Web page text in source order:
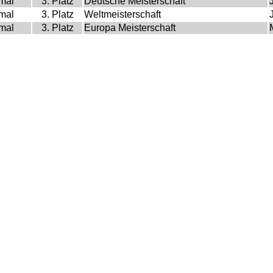
3. Platz Weltmeisterschaft
3. Platz Europa Meisterschaft